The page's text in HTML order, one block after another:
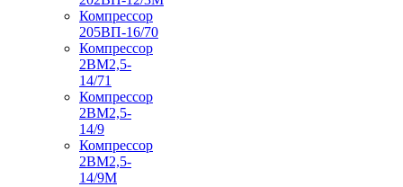
Компрессор
205ВП-16/70
Компрессор
2ВМ2,5-
14/71
Компрессор
2ВМ2,5-
14/9
Компрессор
2ВМ2,5-
14/9М